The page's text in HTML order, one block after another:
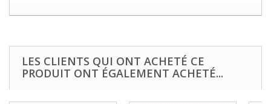
LES CLIENTS QUI ONT ACHETÉ CE
PRODUIT ONT ÉGALEMENT ACHETÉ...